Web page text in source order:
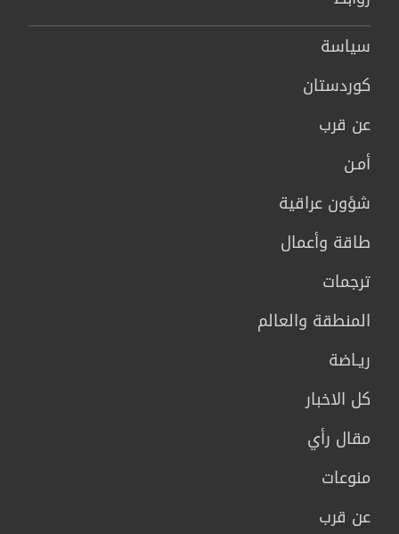
سیاسة
كوردستان
عن قرب
أمـن
شؤون عراقية
طاقة وأعمال
ترجمات
المنطقة والعالم
ريـاضة
كل الاخبار
مقال رأي
منوعات
عن قرب